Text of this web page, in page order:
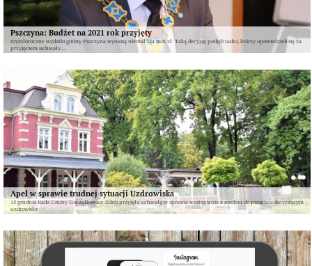
Pszczyna: Budżet na 2021 rok przyjęty
rzyszłoroczne wydatki gminy Pszczyna wyniosą niemal 324 mln zł. Taką decyzję podjęli radni, którzy opowiedzieli się za
przyjęciem uchwały...
Apel w sprawie trudnej sytuacji Uzdrowiska
15 grudnia Rada Gminy Goczałkowice-Zdrój przyjęła uchwałę w sprawie wystąpienia z apelem do premiera dotyczącym
uzdrowiska